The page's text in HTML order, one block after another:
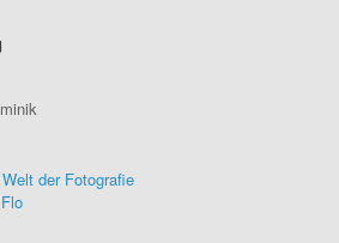
der Fotografie